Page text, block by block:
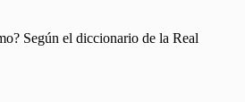
Según el diccionario de la Real